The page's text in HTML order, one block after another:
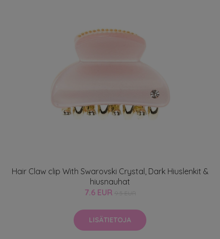
Hair Claw clip With Swarovski Crystal, Dark Hiuslenkit &
hiusnauhat
7.6 EUR
LISÄTIETOJA